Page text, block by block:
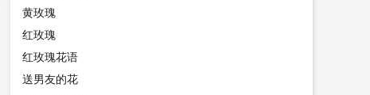
黄玫瑰
红玫瑰
红玫瑰花语
送男友的花